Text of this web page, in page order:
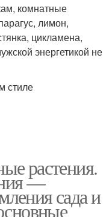
комнатные
лимон,
цикламена,
энергетикой не
стиле
растения.
—
сада и